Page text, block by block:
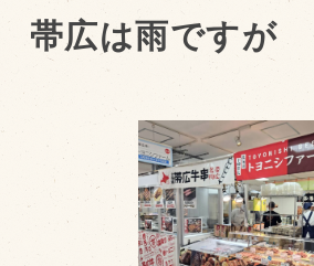
帯広は雨ですが
アクセス
トピックス（新着順）
お知らせ
お客様の声
オリジナル投稿レシピ